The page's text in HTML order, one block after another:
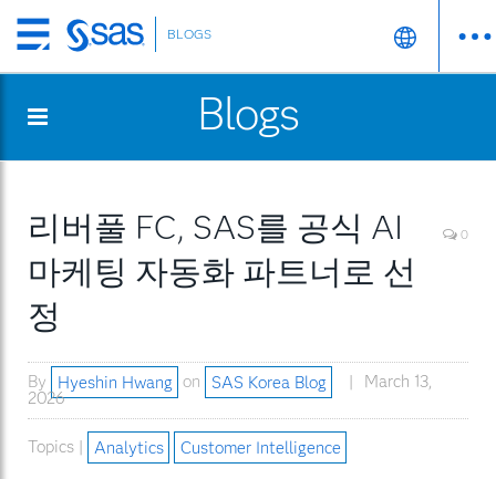
Skip
to
content
BLOGS
Blogs
리버풀 FC, SAS를 공식 AI
마케팅 자동화 파트너로 선
정
0
By Hyeshin Hwang on SAS Korea Blog
March 13,
2026
Topics | Analytics Customer Intelligence